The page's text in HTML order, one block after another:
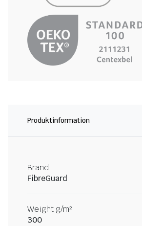
Produktinformation
Brand
FibreGuard
Weight g/m²
300